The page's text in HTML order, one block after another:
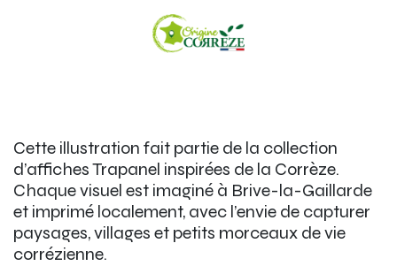
Cette illustration fait partie de la collection
d’affiches Trapanel inspirées de la Corrèze.
Chaque visuel est imaginé à Brive-la-Gaillarde
et imprimé localement, avec l’envie de capturer
paysages, villages et petits morceaux de vie
corrézienne.